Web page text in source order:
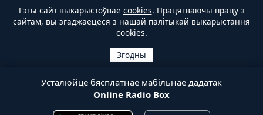
Гэты сайт выкарыстоўвае cookies. Працягваючы працу з
сайтам, вы згаджаецеся з нашай палітыкай выкарыстання
cookies.
Усталюйце бясплатнае мабільнае дадатак
Online Radio Box